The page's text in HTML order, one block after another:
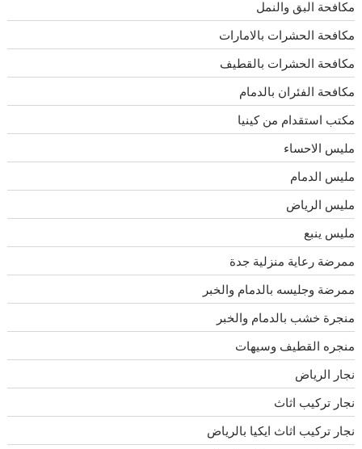
مكافحة البق والنمل
مكافحة الحشرات بالامارات
مكافحة الحشرات بالقطيف
مكافحة الفئران بالدمام
مكتب استقدام من كينيا
مليس الاحساء
مليس الدمام
مليس الرياض
مليس ينبع
ممرضة رعاية منزلية جدة
ممرضة وجليسه بالدمام والخبر
منجرة خشب بالدمام والخبر
منجره القطيف وسيهات
نجار الرياض
نجار تركيب اثاث
نجار تركيب اثاث ايكيا بالرياض